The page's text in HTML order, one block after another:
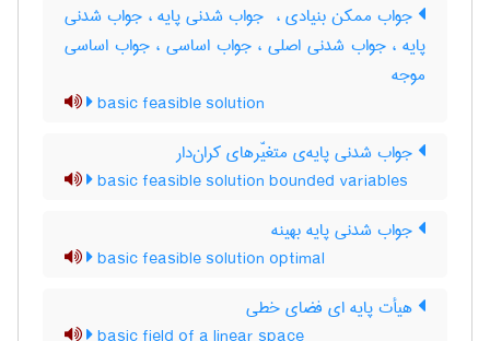
جواب ممکن بنیادی ، ‌ جواب شدنی پایه ، جواب شدنی
پایه ، جواب شدنی اصلی ، جواب اساسی ، جواب اساسی
موجه
basic feasible solution
جواب شدنی پایه‌ی متغیّرهای کران‌دار
basic feasible solution bounded variables
جواب شدنی پایه بهینه
basic feasible solution optimal
هیأت پایه ای فضای خطی